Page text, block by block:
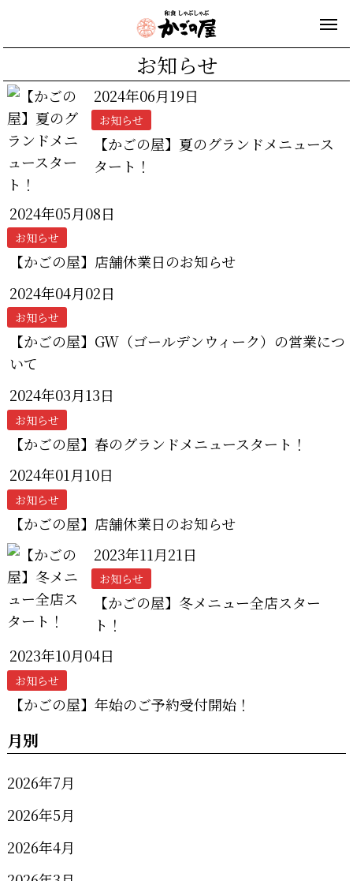
お知らせ
2024年06月19日
お知らせ
【かごの屋】夏のグランドメニュース
タート！
2024年05月08日
お知らせ
【かごの屋】店舗休業日のお知らせ
2024年04月02日
お知らせ
【かごの屋】GW（ゴールデンウィーク）の営業につ
いて
2024年03月13日
お知らせ
【かごの屋】春のグランドメニュースタート！
2024年01月10日
お知らせ
【かごの屋】店舗休業日のお知らせ
2023年11月21日
お知らせ
【かごの屋】冬メニュー全店スター
ト！
2023年10月04日
お知らせ
【かごの屋】年始のご予約受付開始！
月別
2026年7月
2026年5月
2026年4月